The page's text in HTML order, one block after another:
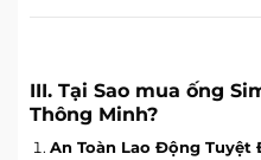
III. Tại Sao mua ống
Thông Minh?
An Toàn Lao Động Tuyệt